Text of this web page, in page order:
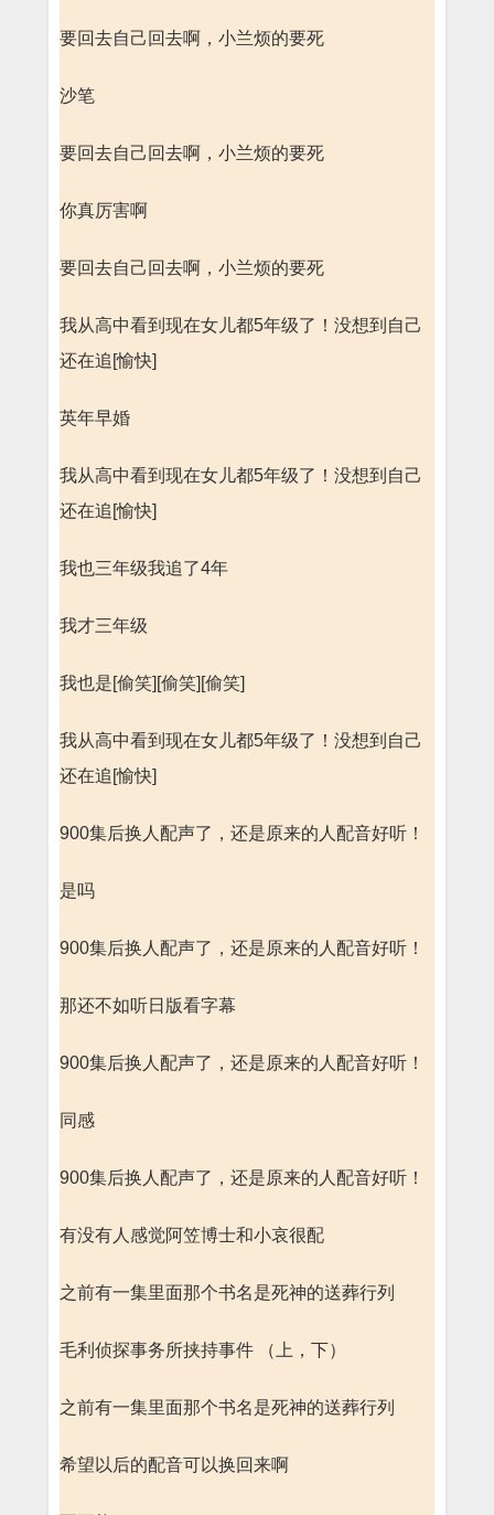
要回去自己回去啊，小兰烦的要死
沙笔
要回去自己回去啊，小兰烦的要死
你真厉害啊
要回去自己回去啊，小兰烦的要死
我从高中看到现在女儿都5年级了！没想到自己
还在追[愉快]
英年早婚
我从高中看到现在女儿都5年级了！没想到自己
还在追[愉快]
我也三年级我追了4年
我才三年级
我也是[偷笑][偷笑][偷笑]
我从高中看到现在女儿都5年级了！没想到自己
还在追[愉快]
900集后换人配声了，还是原来的人配音好听！
是吗
900集后换人配声了，还是原来的人配音好听！
那还不如听日版看字幕
900集后换人配声了，还是原来的人配音好听！
同感
900集后换人配声了，还是原来的人配音好听！
有没有人感觉阿笠博士和小哀很配
之前有一集里面那个书名是死神的送葬行列
毛利侦探事务所挟持事件 （上，下）
之前有一集里面那个书名是死神的送葬行列
希望以后的配音可以换回来啊